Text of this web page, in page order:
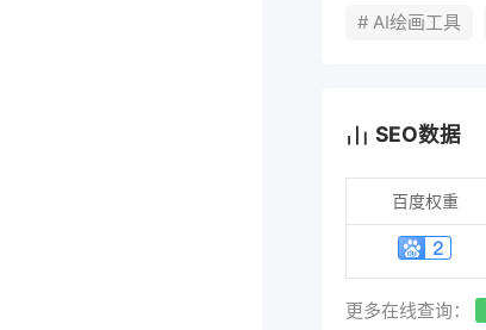
# AI绘画工具
SEO数据
百度权重
更多在线查询：